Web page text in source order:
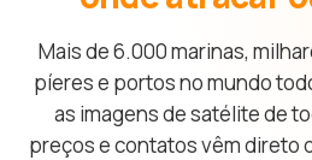
Mais de 6.000 marinas,
píeres e portos no mundo
as imagens de satélite de
preços e contatos vêm direto